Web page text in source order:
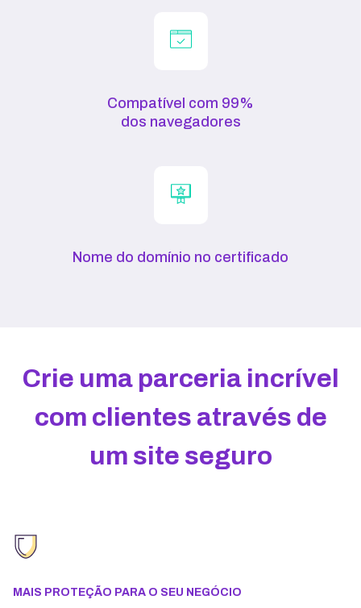
Compatível com 99%
dos navegadores
Nome do domínio no certificado
Crie uma parceria incrível
com clientes através de
um site seguro
MAIS PROTEÇÃO PARA O SEU NEGÓCIO